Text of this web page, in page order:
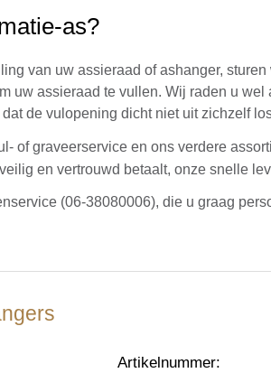
as?
van uw assieraad of ashanger,
uw assieraad te vullen. Wij raden u
de vulopening dicht niet uit zichzelf
of graveerservice en ons verdere
en vertrouwd betaalt, onze snelle
(06-38080006), die u graag
Artikelnummer: